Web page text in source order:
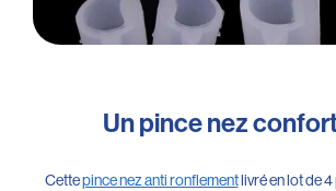
Un pince nez
Cettepince nez anti ronflementlivré en lot de 4